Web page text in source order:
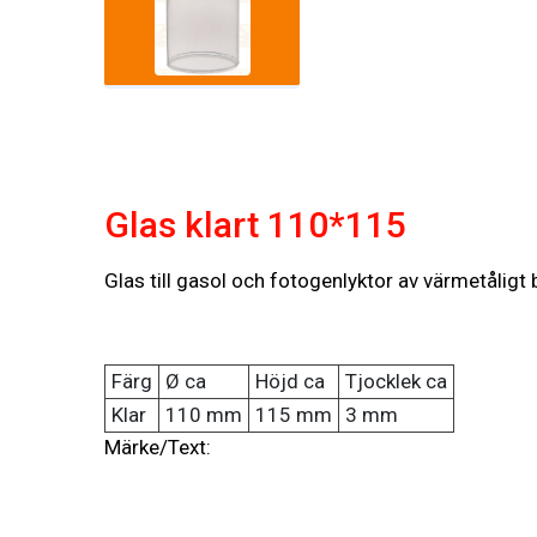
Glas klart 110*115
Glas till gasol och fotogenlyktor av värmetåligt
Färg Ø ca Höjd ca
Tjocklek ca
Klar
110 mm 115 mm
3 mm
Märke/Text: